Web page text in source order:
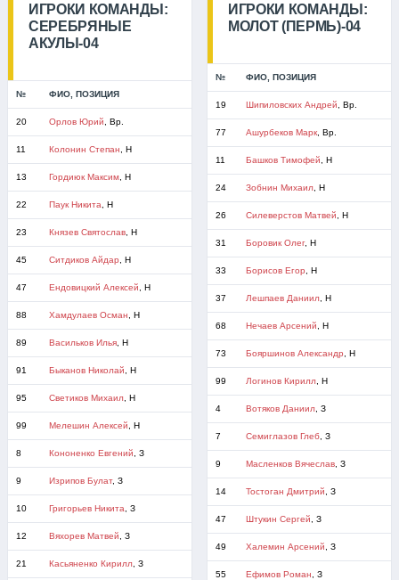
ИГРОКИ КОМАНДЫ:
СЕРЕБРЯНЫЕ
АКУЛЫ-04
№ ФИО, ПОЗИЦИЯ
20 Орлов Юрий , Вр.
11 Колонин Степан , Н
13 Гордиюк Максим, Н
22 Паук Никита , Н
23 Князев Святослав, Н
45 Ситдиков Айдар , Н
47 Ендовицкий Алексей , Н
88 Хамдулаев Осман , Н
89 Васильков Илья, Н
91 Быканов Николай , Н
95 Светиков Михаил, Н
99 Мелешин Алексей , Н
8 Кононенко Евгений , З
9 Изрипов Булат, З
10 Григорьев Никита , З
12 Вяхорев Матвей , З
21 Касьяненко Кирилл, З
ИГРОКИ КОМАНДЫ:
МОЛОТ (ПЕРМЬ)-04
№ ФИО, ПОЗИЦИЯ
19 Шипиловских Андрей , Вр.
77 Ашурбеков Марк, Вр.
11 Башков Тимофей , Н
24 Зобнин Михаил, Н
26 Силеверстов Матвей , Н
31 Боровик Олег, Н
33 Борисов Егор , Н
37 Лешпаев Даниил, Н
68 Нечаев Арсений , Н
73 Бояршинов Александр , Н
99 Логинов Кирилл, Н
4 Вотяков Даниил, З
7 Семиглазов Глеб, З
9 Масленков Вячеслав, З
14 Тостоган Дмитрий , З
47 Штукин Сергей , З
49 Халемин Арсений , З
55 Ефимов Роман , З